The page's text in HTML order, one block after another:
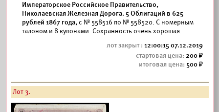
Императорское Российское Правительство,
Николаевская Железная Дорога. 5 Облигаций в 625
рублей 1867 года, с № 558516 по № 558520. С номерным
талоном и 8 купонами. Сохранность очень хорошая.
12:00:15 07.12.2019
200
500
Лот 3.